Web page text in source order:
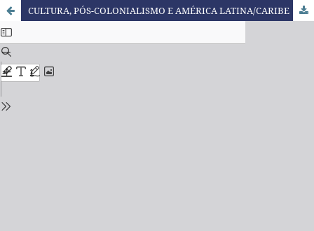
CULTURA, PÓS-COLONIALISMO E AMÉRICA LATINA/CARIBE